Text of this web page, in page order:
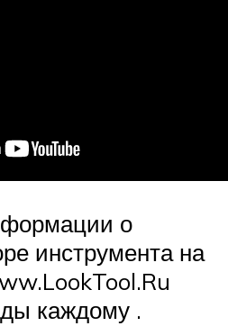
о
инструмента на
каждому .